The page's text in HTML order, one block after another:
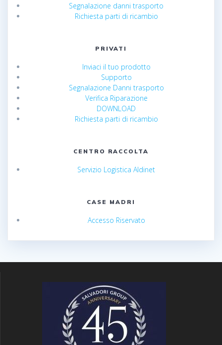
Segnalazione danni trasporto
Richiesta parti di ricambio
PRIVATI
Inviaci il tuo prodotto
Supporto
Segnalazione Danni trasporto
Verifica Riparazione
DOWNLOAD
Richiesta parti di ricambio
CENTRO RACCOLTA
Servizio Logistica Aldinet
CASE MADRI
Accesso Riservato